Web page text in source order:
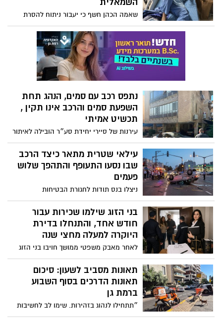
עירנות של סיירי יחידת סע״ר הובילה לאיתור
כסמים, כמו גם הורדת רכב מסוכן מהכביש
עילאי שטרית מתאר כיצד הרכב
שבו נסעו התעופף והתהפך שלוש
פעמים
ניצלו בנס תודות לחגורת הבטיחות
בני הזוג שילמו שכירות עבור
חודש אחד, והתנחלו בדירת
היוקרה למעלה מחצי שנה
לאחר מאבק משפטי ממושך חויבו בני הזוג
אלף שקלים
תאונות מסביב לשעון: סיכום
תאונות הדרכים בסוף השבוע
ברמת גן
״תתחילו לנהוג בזהירות. שימו לב לחשיבות
הוכתרו לאלופות העולם בסלוניקי!
הישג מדהים בקנה מידה בן לאומי שראוי
לציון. קאיה קטון, שחר אורן וגאיה בין. שלוש